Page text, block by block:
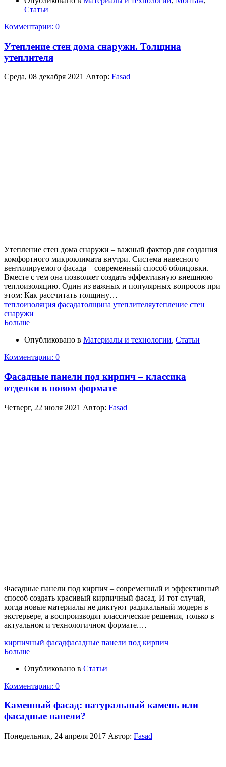
Статьи
Комментарии: 0
Утепление стен дома снаружи. Толщина
утеплителя
Среда, 08 декабря 2021 Автор: Fasad
Утепление стен дома снаружи – важный фактор для создания
комфортного микроклимата внутри. Система навесного
вентилируемого фасада – современный способ облицовки.
Вместе с тем она позволяет создать эффективную внешнюю
теплоизоляцию. Один из важных и популярных вопросов при
этом: Как рассчитать толщину…
теплоизоляция фасадатолщина утеплителяутепление стен
снаружи
Больше
Опубликовано в Материалы и технологии, Статьи
Комментарии: 0
Фасадные панели под кирпич – классика
отделки в новом формате
Четверг, 22 июля 2021 Автор: Fasad
Фасадные панели под кирпич – современный и эффективный
способ создать красивый кирпичный фасад. И тот случай,
когда новые материалы не диктуют радикальный модерн в
экстерьере, а воспроизводят классические решения, только в
актуальном и технологичном формате.…
кирпичный фасадфасадные панели под кирпич
Больше
Опубликовано в Статьи
Комментарии: 0
Каменный фасад: натуральный камень или
фасадные панели?
Понедельник, 24 апреля 2017 Автор: Fasad